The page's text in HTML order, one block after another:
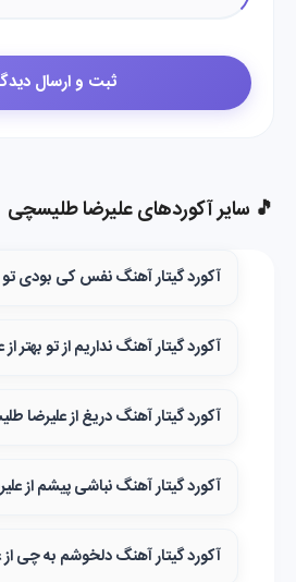
🎵 سایر آکوردهای علیرضا طلیسچی
آکورد گیتار آهنگ نفس کی بودی تو
آکورد گیتار آهنگ نداریم از تو بهتر
آکورد گیتار آهنگ دریغ از علیرضا
آکورد گیتار آهنگ نباشی پیشم از
آکورد گیتار آهنگ دلخوشم به چی